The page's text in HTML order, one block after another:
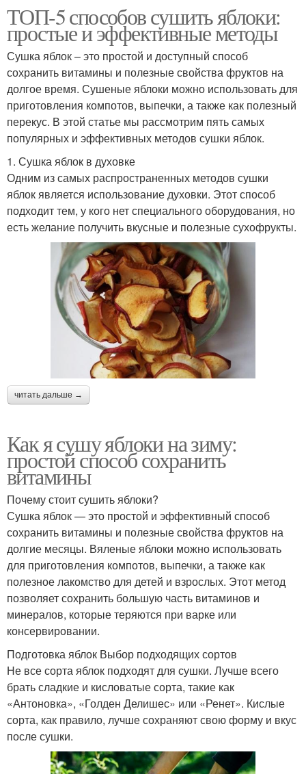
ТОП-5 способов сушить яблоки:
простые и эффективные методы
Сушка яблок – это простой и доступный способ
сохранить витамины и полезные свойства фруктов на
долгое время. Сушеные яблоки можно использовать для
приготовления компотов, выпечки, а также как полезный
перекус. В этой статье мы рассмотрим пять самых
популярных и эффективных методов сушки яблок.
1. Сушка яблок в духовке
Одним из самых распространенных методов сушки
яблок является использование духовки. Этот способ
подходит тем, у кого нет специального оборудования, но
есть желание получить вкусные и полезные сухофрукты.
читать дальше →
Как я сушу яблоки на зиму:
простой способ сохранить
витамины
Почему стоит сушить яблоки?
Сушка яблок — это простой и эффективный способ
сохранить витамины и полезные свойства фруктов на
долгие месяцы. Вяленые яблоки можно использовать
для приготовления компотов, выпечки, а также как
полезное лакомство для детей и взрослых. Этот метод
позволяет сохранить большую часть витаминов и
минералов, которые теряются при варке или
консервировании.
Подготовка яблок Выбор подходящих сортов
Не все сорта яблок подходят для сушки. Лучше всего
брать сладкие и кисловатые сорта, такие как
«Антоновка», «Голден Делишес» или «Ренет». Кислые
сорта, как правило, лучше сохраняют свою форму и вкус
после сушки.